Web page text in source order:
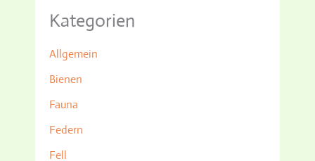
Kategorien
Allgemein
Bienen
Fauna
Federn
Fell